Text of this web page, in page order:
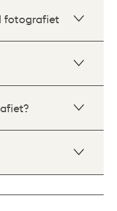
fotografiet